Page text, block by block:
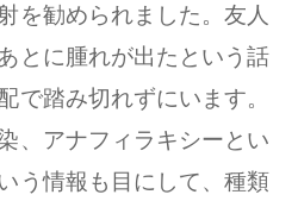
を勧められました。友人
とに腫れが出たという話
で踏み切れずにいます。
、アナフィラキシーとい
う情報も目にして、種類